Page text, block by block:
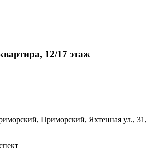
12/17 этаж
Приморский, Яхтенная ул., 31,